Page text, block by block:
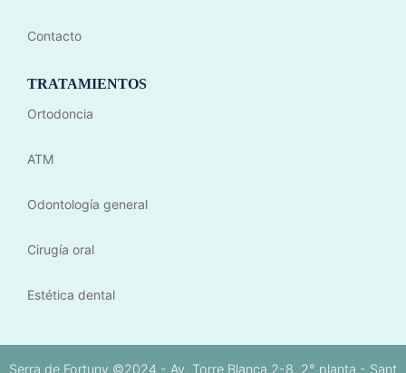
Contacto
TRATAMIENTOS
Ortodoncia
ATM
Odontología general
Cirugía oral
Estética dental
Serra de Fortuny ©2024 - Av. Torre Blanca 2-8, 2° planta - Sant